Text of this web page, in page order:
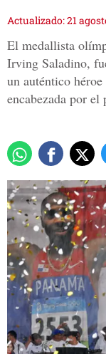
Actualizado: 21
El medallista
Irving Saladino,
un auténtico
encabezada por